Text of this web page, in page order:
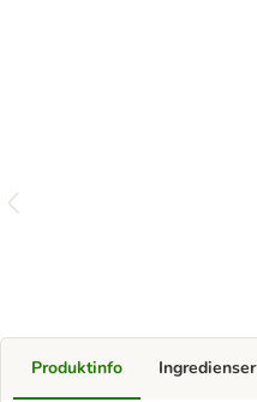
Produktinfo Ingredienser